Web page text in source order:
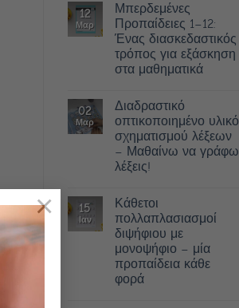
×
12
Μαρ
Μπερδεμένες
Προπαίδειες 1–12:
Ένας διασκεδαστικός
τρόπος για εξάσκηση
στα μαθηματικά
02
Μαρ
Διαδραστικό
οπτικοποιημένο υλικό
σχηματισμού λέξεων
– Μαθαίνω να γράφω
λέξεις!
15
Ιαν
Κάθετοι
πολλαπλασιασμοί
διψήφιου με
μονοψήφιο – μία
προπαίδεια κάθε
φορά